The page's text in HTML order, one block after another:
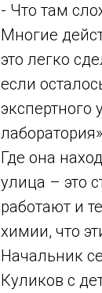
- Что там
Многие
это легко
если
Где она
улица – это
работают и
химии, что
Начальник
Куликов с